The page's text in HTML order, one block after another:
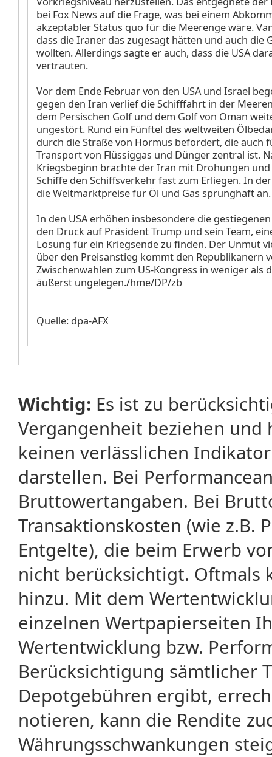
bei Fox News auf die Frage, was bei einem
akzeptabler Status quo für die Meerenge wäre.
dass die Iraner das zugesagt hätten und auch die
wollten. Allerdings sagte er auch, dass die USA
vertrauten.
Vor dem Ende Februar von den USA und Israel
gegen den Iran verlief die Schifffahrt in der
dem Persischen Golf und dem Golf von Oman
ungestört. Rund ein Fünftel des weltweiten
durch die Straße von Hormus befördert, die auch
Transport von Flüssiggas und Dünger zentral ist.
Kriegsbeginn brachte der Iran mit Drohungen
Schiffe den Schiffsverkehr fast zum Erliegen. In
die Weltmarktpreise für Öl und Gas sprunghaft an.
In den USA erhöhen insbesondere die
den Druck auf Präsident Trump und sein Team,
Lösung für ein Kriegsende zu finden. Der Unmut
über den Preisanstieg kommt den Republikanern
Zwischenwahlen zum US-Kongress in weniger als
äußerst ungelegen./hme/DP/zb
Quelle: dpa-AFX
Wichtig: Es ist zu
Vergangenheit beziehen
keinen verlässlichen
darstellen. Bei
Bruttowertangaben. Bei
Transaktionskosten (wie z.B.
Entgelte), die beim Erwerb
nicht berücksichtigt. Oftmals
hinzu. Mit dem
einzelnen Wertpapierseiten
Wertentwicklung bzw.
Berücksichtigung sämtlicher
Depotgebühren ergibt,
notieren, kann die Rendite
Währungsschwankungen